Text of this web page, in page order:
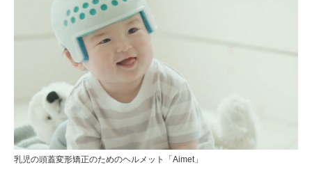
乳児の頭蓋変形矯正のためのヘルメット「Aimet」